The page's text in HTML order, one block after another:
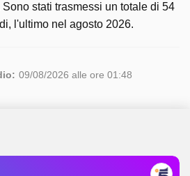
Sono stati trasmessi un totale di 54
l'ultimo nel agosto 2026.
09/08/2026 alle ore 01:48